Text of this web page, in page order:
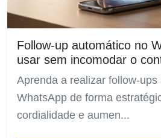
Follow-up automático no
usar sem incomodar o
Aprenda a realizar follow-
WhatsApp de forma
cordialidade e aumen...